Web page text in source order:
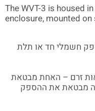
The WVT-3 is housed
enclosure, mounted
חשמלי חד או תלת
זרם – האחת מבטאת
מבטאת את ההספק